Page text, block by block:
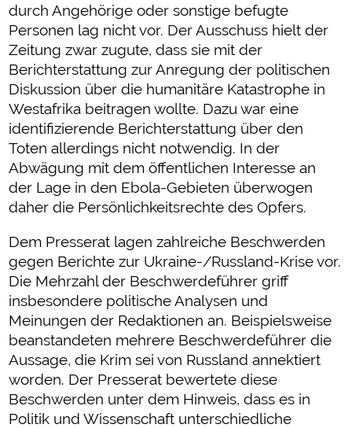
durch Angehörige oder sonstige befugte
Personen lag nicht vor. Der Ausschuss hielt der
Zeitung zwar zugute, dass sie mit der
Berichterstattung zur Anregung der politischen
Diskussion über die humanitäre Katastrophe in
Westafrika beitragen wollte. Dazu war eine
identifizierende Berichterstattung über den
Toten allerdings nicht notwendig. In der
Abwägung mit dem öffentlichen Interesse an
der Lage in den Ebola-Gebieten überwogen
daher die Persönlichkeitsrechte des Opfers.
Dem Presserat lagen zahlreiche Beschwerden
gegen Berichte zur Ukraine-/Russland-Krise vor.
Die Mehrzahl der Beschwerdeführer griff
insbesondere politische Analysen und
Meinungen der Redaktionen an. Beispielsweise
beanstandeten mehrere Beschwerdeführer die
Aussage, die Krim sei von Russland annektiert
worden. Der Presserat bewertete diese
Beschwerden unter dem Hinweis, dass es in
Politik und Wissenschaft unterschiedliche